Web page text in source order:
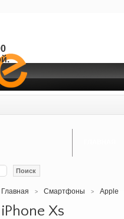
Поиск
Главная > Смартфоны > Apple
iPhone Xs